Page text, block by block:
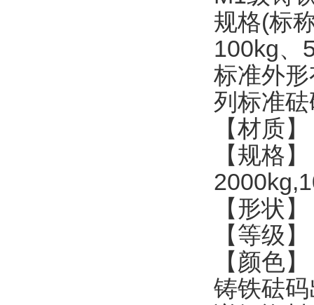
规格(标
100kg、
标准外
列标准
【材质
【规格
【形状
【等级
【颜色
铸铁砝